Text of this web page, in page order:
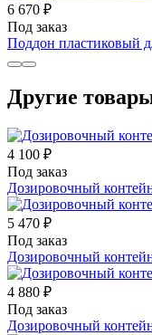
6 670 ₽
Под заказ
Поддон пластиковый
Другие
4 100 ₽
Под заказ
Дозировочный
5 470 ₽
Под заказ
Дозировочный
4 880 ₽
Под заказ
Дозировочный